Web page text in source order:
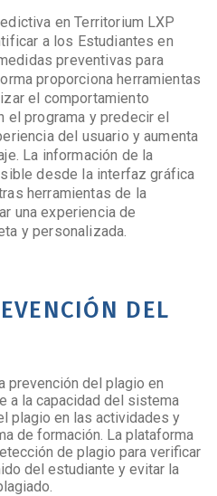
en Territorium LXP
a los Estudiantes en
preventivas para
proporciona herramientas
el comportamiento
el programa y predecir el
del usuario y aumenta
La información de la
desde la interfaz gráfica
herramientas de la
una experiencia de
y personalizada.
DEL
prevención del plagio en
a la capacidad del sistema
plagio en las actividades y
de formación. La plataforma
de plagio para verificar
del estudiante y evitar la